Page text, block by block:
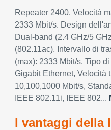
Repeater 2400. Velocità
2333 Mbit/s. Design
Dual-band (2.4 GHz/5
(802.11ac), Intervallo di
(max): 2333 Mbit/s. Tipo
Gigabit Ethernet, Velocità
10,100,1000 Mbit/s,
IEEE 802.11i, IEEE 802...
I vantaggi della